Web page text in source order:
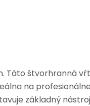
Táto štvorhranná
na profesionálne
základný